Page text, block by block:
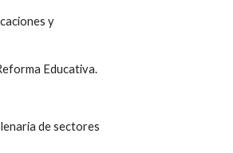
y
Educativa.
de sectores